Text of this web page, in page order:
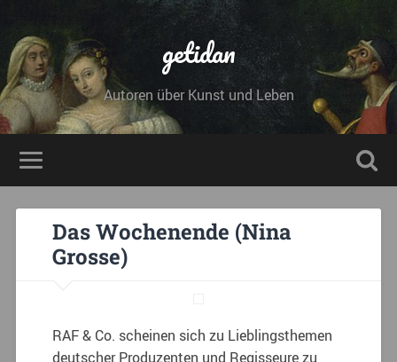
getidan
Autoren über Kunst und Leben
Das Wochenende (Nina
Grosse)
RAF & Co. scheinen sich zu Lieblingsthemen
deutscher Produzenten und Regisseure zu